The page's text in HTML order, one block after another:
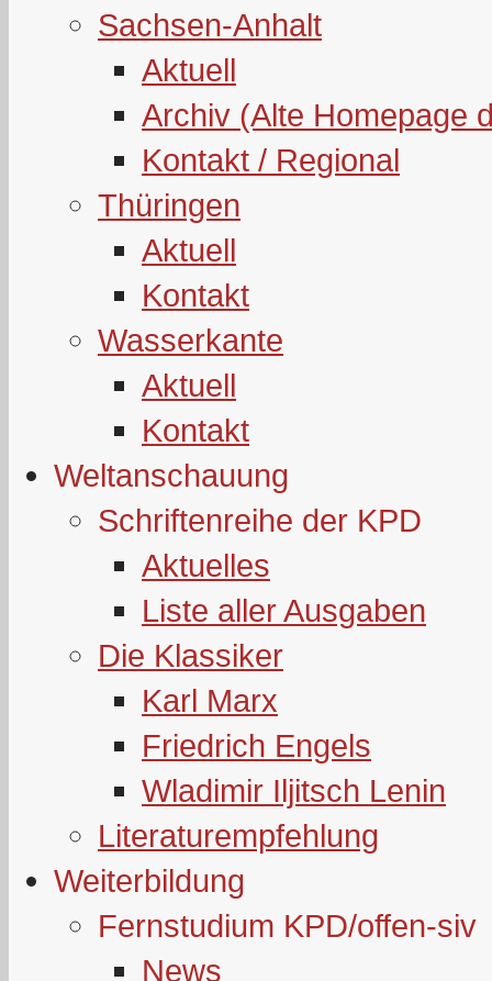
Sachsen-Anhalt
Aktuell
Archiv (Alte Homepage
Kontakt / Regional
Thüringen
Aktuell
Kontakt
Wasserkante
Aktuell
Kontakt
Weltanschauung
Schriftenreihe der KPD
Aktuelles
Liste aller Ausgaben
Die Klassiker
Karl Marx
Friedrich Engels
Wladimir Iljitsch Lenin
Literaturempfehlung
Weiterbildung
Fernstudium KPD/offen-siv
News